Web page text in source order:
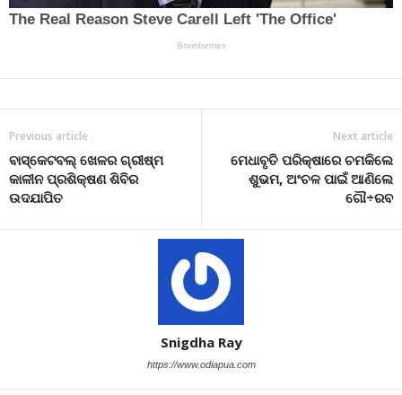
Previous article
ବାସ୍କେଟବଲ୍ ଖେଳର ଗ୍ରୀଷ୍ମ
କାଳୀନ ପ୍ରଶିକ୍ଷଣ ଶିବିର
ଉଦଯାପିତ
Next article
ମେଧାବୃତି ପରିକ୍ଷାରେ ଚମକିଲେ
ଶୁଭମ, ଅଂଚଳ ପାଇଁ ଆଣିଲେ
ଗୌ÷ରବ
Snigdha Ray
https://www.odiapua.com